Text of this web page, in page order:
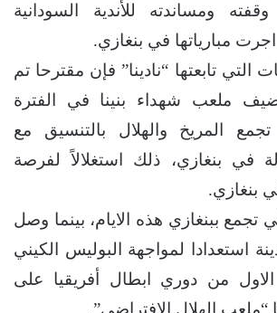
ومساندته للأندية السودانية
مبارياتها في بنغازي.
تابعتها “نادينا” فإن مقترحا تم
ملعب شهداء بنينا في الفترة
تجمع المريخ والهلال بالتنسيق مع
في بنغازي، ذلك استغلالاً لفرصة
بنغازي.
تجمع ببنغازي هذه الايام، بينما وصل
استعدادا لمواجهة البوليس الكيني
من دوري ابطال أفريقيا على
“ملعب الهلال الافتراضي”.